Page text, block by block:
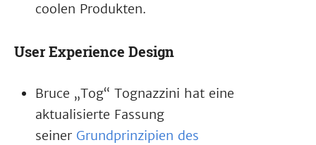
coolen Produkten.
User Experience Design
Bruce „Tog“ Tognazzini hat eine
aktualisierte Fassung
seiner Grundprinzipien des